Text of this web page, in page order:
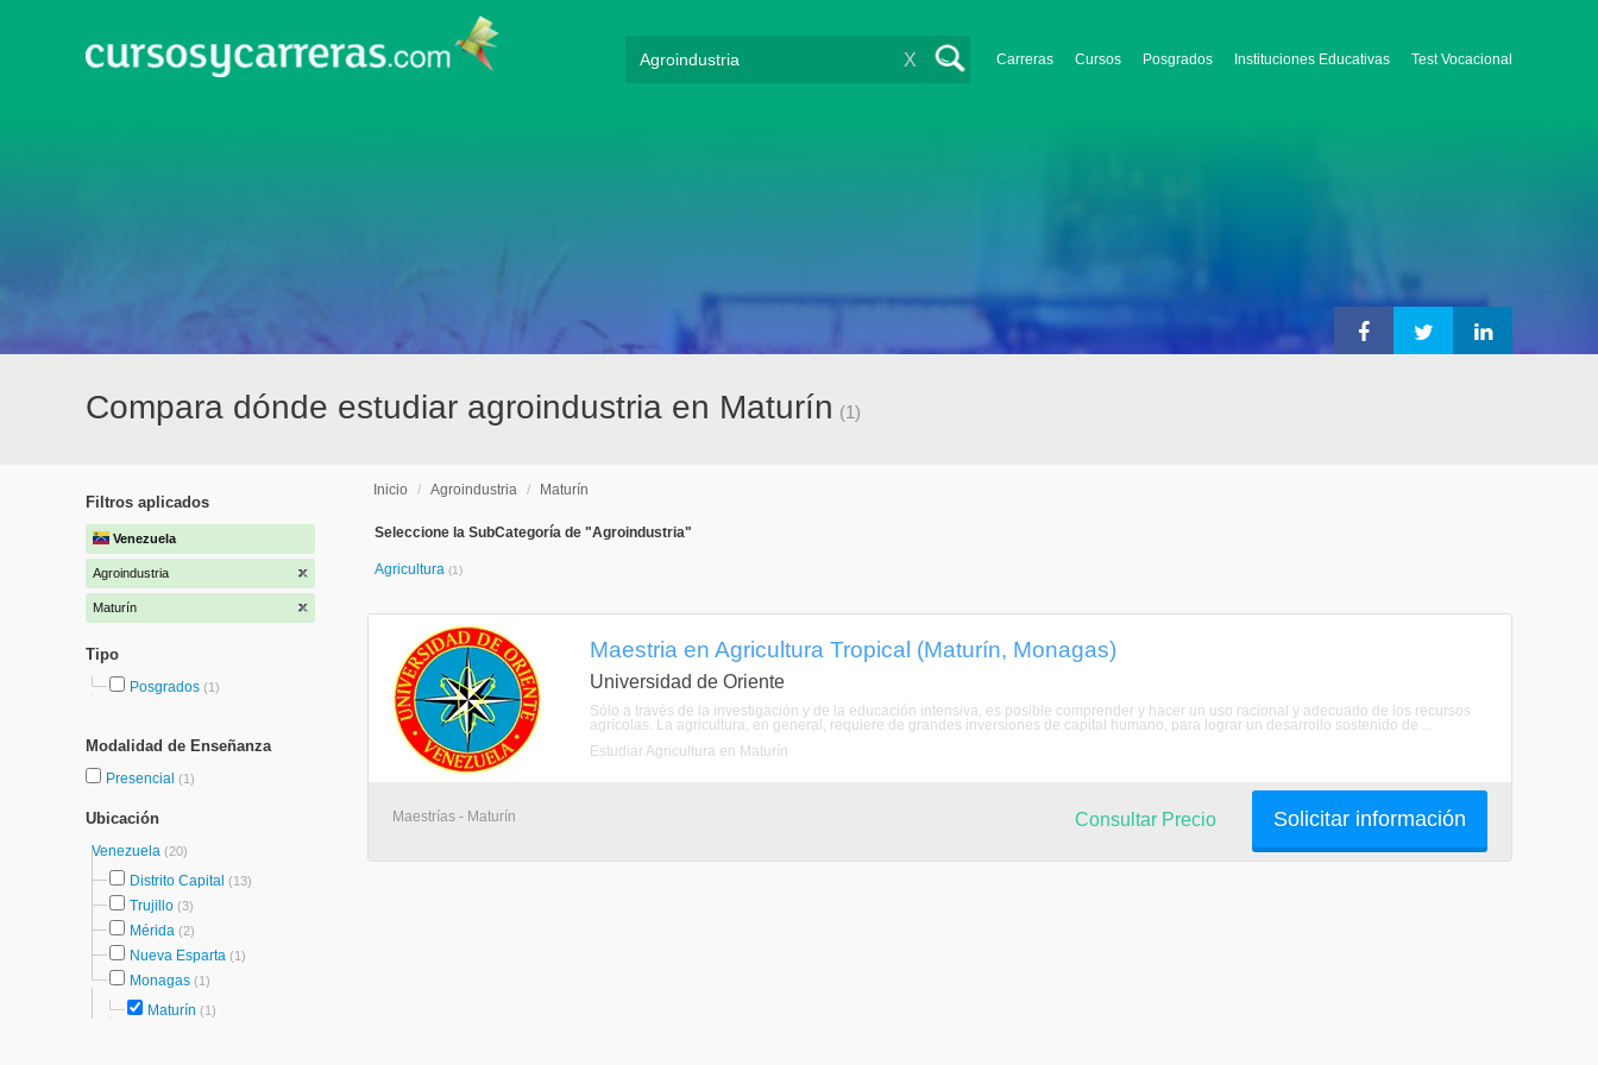
Carreras Cursos Posgrados Instituciones Educativas Test Vocacional
X
Compara dónde estudiar agroindustria en Maturín (1)
Filtros aplicados
Venezuela
Agroindustria
Maturín
Tipo
Posgrados (1)
Modalidad de Enseñanza
Presencial (1)
Ubicación
Venezuela (20)
Distrito Capital (13)
Trujillo (3)
Mérida (2)
Nueva Esparta (1)
Monagas (1)
Maturín (1)
Inicio / Agroindustria / Maturín
Seleccione la SubCategoría de "Agroindustria"
Agricultura (1)
Maestria en Agricultura Tropical (Maturín, Monagas)
Universidad de Oriente
Sólo a través de la investigación y de la educación intensiva, es posible comprender y hacer un uso racional y adecuado de los recursos
agrícolas. La agricultura, en general, requiere de grandes inversiones de capital humano, para lograr un desarrollo sostenido de ...
Estudiar Agricultura en Maturín
Maestrías - Maturín Solicitar información
Consultar Precio